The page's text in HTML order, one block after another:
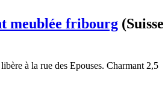
meublée fribourg (Suisse
à la rue des Epouses. Charmant 2,5